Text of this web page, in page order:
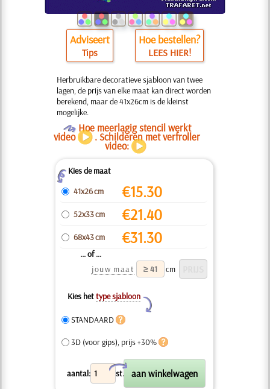
Adviseert
Tips
Hoe bestellen?
LEES HIER!
Herbruikbare decoratieve sjabloon van twee
lagen, de prijs van elke maat kan direct worden
berekend, maar de 41x26cm is de kleinst
mogelijke.
OHoe meerlagig stencil werkt
video . Schilderen met verfroller
video:
ZKies de maat
41x26 cm
€15.30
52x33 cm €21.40
68x43 cm €31.30
... of ...
jouw maat
cm
Kies hettype sjabloon
Y
STANDAARD
3D (voor gips), prijs +30%
aantal: st.
X